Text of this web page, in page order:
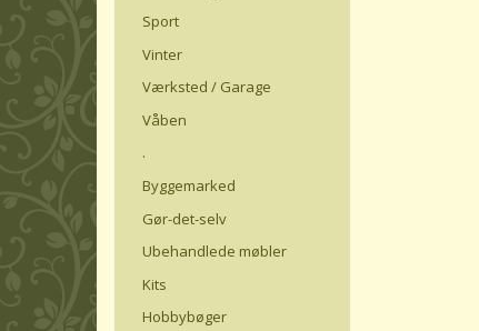
Sport
Vinter
Værksted / Garage
Våben
.
Byggemarked
Gør-det-selv
Ubehandlede møbler
Kits
Hobbybøger